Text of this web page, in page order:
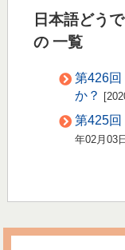
日本語どう
の 一覧
第426回
か？
第425
年02月03